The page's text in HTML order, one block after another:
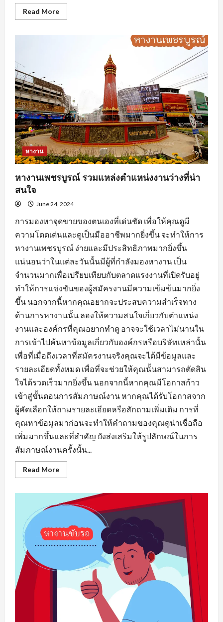
Read MoreRead
more
ใจ
องค์กร
หางาน
หางานเพชรบูรณ์ รวมแหล่งตำแหน่งงานว่างที่น่า
สนใจ
June 24, 2024
การมองหาจุดขายของตนเองที่เด่นชัด เพื่อให้คุณดูมี
ความโดดเด่นและดูเป็นมืออาชีพมากยิ่งขึ้น จะทำให้การ
หางานเพชรบูรณ์ ง่ายและมีประสิทธิภาพมากยิ่งขึ้น
แน่นอนว่าในแต่ละวันนั้นมีผู้ที่กำลังมองหางาน เป็น
จำนวนมากเพื่อเปรียบเทียบกับตลาดแรงงานที่เปิดรับอยู่
ทำให้การแข่งขันของผู้สมัครงานมีความเข้มข้นมากยิ่ง
ขึ้น นอกจากนี้หากคุณอยากจะประสบความสำเร็จทาง
ด้านการหางานนั้น ลองให้ความสนใจเกี่ยวกับตำแหน่ง
งานและองค์กรที่คุณอยากทำดู อาจจะใช้เวลาไม่นานใน
การเข้าไปค้นหาข้อมูลเกี่ยวกับองค์กรหรือบริษัทเหล่านั้น
เพื่อที่เมื่อถึงเวลาที่สมัครงานจริงคุณจะได้มีข้อมูลและ
รายละเอียดทั้งหมด เพื่อที่จะช่วยให้คุณนั้นสามารถตัดสิน
ใจได้รวดเร็วมากยิ่งขึ้น นอกจากนี้หากคุณมีโอกาสก้าว
เข้าสู่ขั้นตอนการสัมภาษณ์งาน หากคุณได้รับโอกาสจาก
ผู้คัดเลือกให้ถามรายละเอียดหรือสักถามเพิ่มเติม การที่
คุณหาข้อมูลมาก่อนจะทำให้คำถามของคุณดูน่าเชื่อถือ
เพิ่มมากขึ้นและที่สำคัญ ยังส่งเสริมให้รูปลักษณ์ในการ
สัมภาษณ์งานครั้งนั้น...
Read MoreRead
more
เพชรบูรณ์
ตำแหน่ง
งาน
ว่าง
ที่